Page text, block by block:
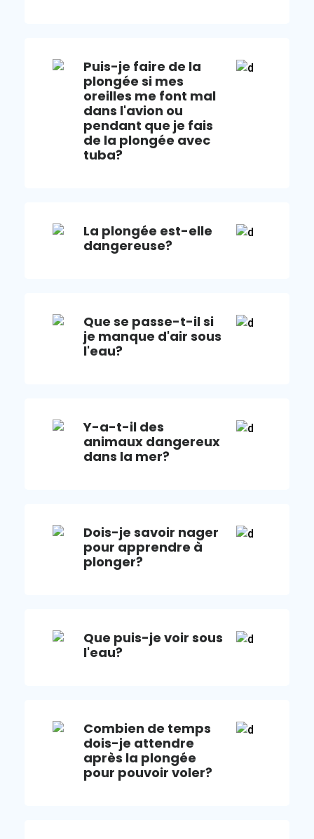
Puis-je faire de la
plongée si mes
oreilles me font mal
dans l'avion ou
pendant que je fais
de la plongée avec
tuba?
La plongée est-elle
dangereuse?
Que se passe-t-il si
je manque d'air sous
l'eau?
Y-a-t-il des
animaux dangereux
dans la mer?
Dois-je savoir nager
pour apprendre à
plonger?
Que puis-je voir sous
l'eau?
Combien de temps
dois-je attendre
après la plongée
pour pouvoir voler?